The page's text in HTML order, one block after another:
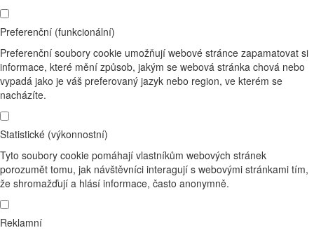
Preferenční (funkcionální)
Preferenční soubory cookie umožňují webové stránce zapamatovat si
informace, které mění způsob, jakým se webová stránka chová nebo
vypadá jako je váš preferovaný jazyk nebo region, ve kterém se
nacházíte.
Statistické (výkonnostní)
Tyto soubory cookie pomáhají vlastníkům webových stránek
porozumět tomu, jak návštěvníci interagují s webovými stránkami tím,
že shromažďují a hlásí informace, často anonymně.
Reklamní